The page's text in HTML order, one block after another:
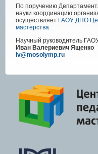
По поручению
науки координацию
осуществляет ГАОУ ДПО
мастерства.
Научный руководитель
Иван Валериевич Ященко
iv@mosolymp.ru